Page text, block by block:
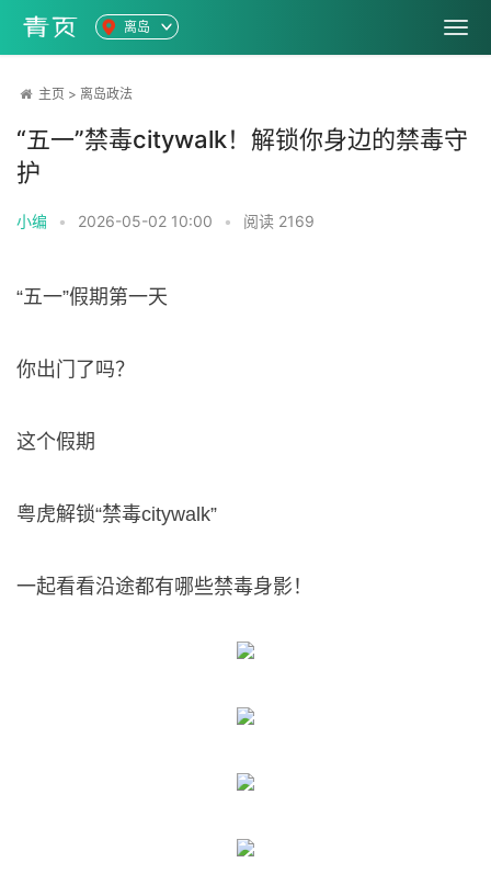
离岛
主页 > 离岛政法
“五一”禁毒citywalk！解锁你身边的禁毒守
护
小编 • 2026-05-02 10:00 • 阅读 2169
“五一”假期第一天
你出门了吗？
这个假期
粤虎解锁“禁毒citywalk”
一起看看沿途都有哪些禁毒身影！